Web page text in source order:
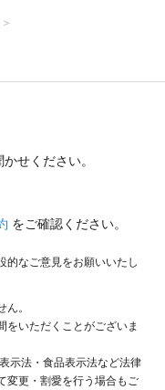
＞
せください。
をご確認ください。
的なご意見をお願いいたし
。
をいただくことがございま
示法・食品表示法など法律
変更・割愛を行う場合もご